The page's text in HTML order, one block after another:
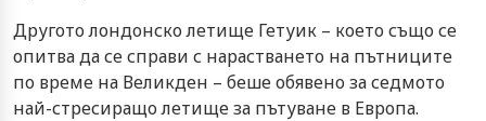
Другото лондонско летище Гетуик – което също се
опитва да се справи с нарастването на пътниците
по време на Великден – беше обявено за седмото
най-стресиращо летище за пътуване в Европа.